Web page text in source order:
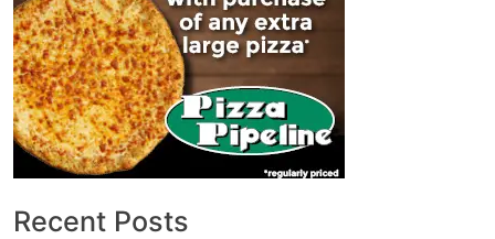
Recent Posts